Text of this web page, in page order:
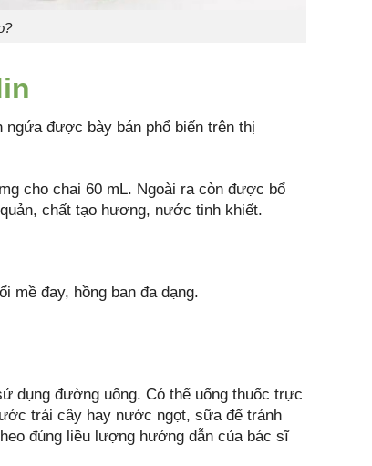
ngứa được bày bán phổ biến trên thị
cho chai 60 mL. Ngoài ra còn được bổ
chất tạo hương, nước tinh khiết.
mề đay, hồng ban đa dạng.
dụng đường uống. Có thể uống thuốc trực
trái cây hay nước ngọt, sữa để tránh
đúng liều lượng hướng dẫn của bác sĩ